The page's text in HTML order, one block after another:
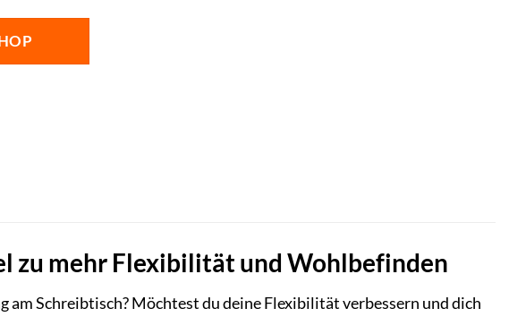
zu mehr Flexibilität und Wohlbefinden
am Schreibtisch? Möchtest du deine Flexibilität verbessern und dich